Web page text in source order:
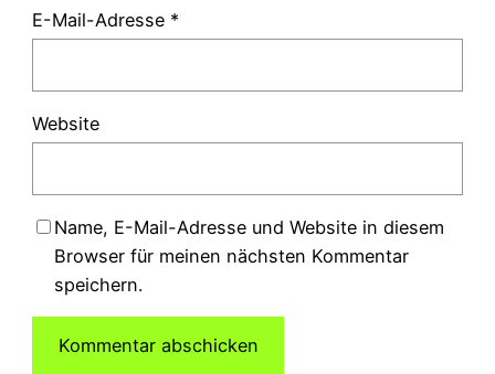
E-Mail-Adresse *
Website
Name, E-Mail-Adresse und Website in diesem
Browser für meinen nächsten Kommentar
speichern.